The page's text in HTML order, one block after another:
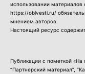
использовании материалов
https://oblvesti.ru/
мнением авторов.
Настоящий ресурс
Публикации с пометкой «На
“Партнерский материал”,